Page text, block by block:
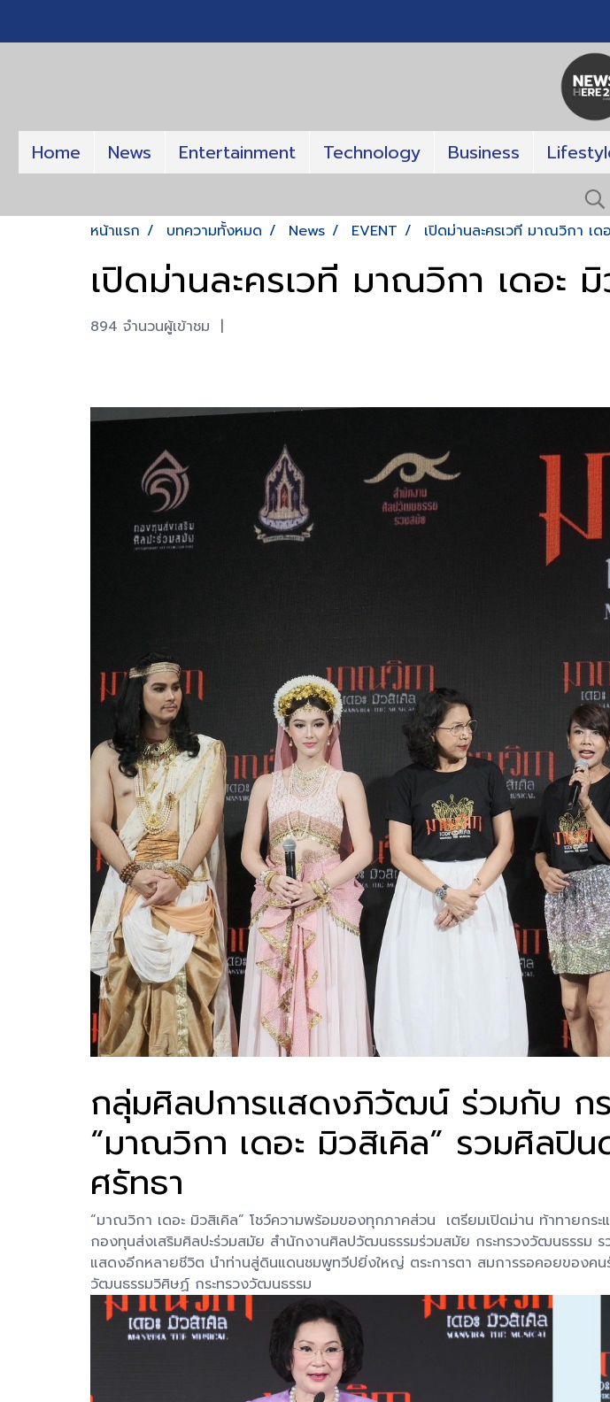
Home News Entertainment Technology Business
หน้าแรก บทความทั้งหมด News EVENT เปิดม่านละครเวที มาณวิกา เด
เปิดม่านละครเวที มาณวิกา เดอะ
894 จำนวนผู้เข้าชม |
กลุ่มศิลปการแสดงภิวัฒน์ ร่วมกับ กร
“มาณวิกา เดอะ มิวสิเคิล” รวมศิลปิ
ศรัทธา
“มาณวิกา เดอะ มิวสิเคิล” โชว์ความพร้อมของทุกภาคส่วน เตรียมเปิดม่าน ท้าทาย
กองทุนส่งเสริมศิลปะร่วมสมัย สำนักงานศิลปวัฒนธรรมร่วมสมัย กระทรวงวัฒนธรรม
แสดงอีกหลายชีวิต นำท่านสู่ดินแดนชมพูทวีปยิ่งใหญ่ ตระการตา สมการรอคอยขอ
วัฒนธรรมวิศิษฏ์ กระทรวงวัฒนธรรม